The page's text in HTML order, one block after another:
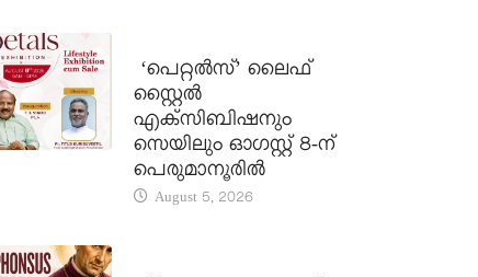
‘പെറ്റൽസ്’ ലൈഫ്
സ്റ്റൈൽ
എക്സിബിഷനും
സെയിലും ഓഗസ്റ്റ് 8-ന്
പെരുമാനൂരിൽ
August 5, 2026